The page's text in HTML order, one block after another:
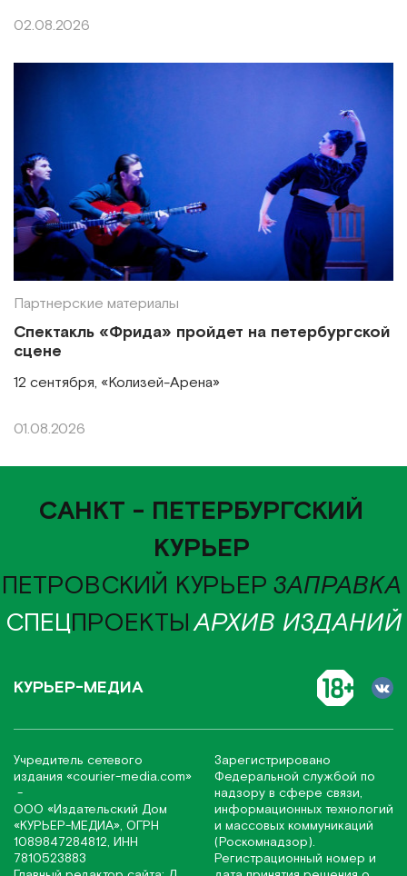
02.08.2026
Партнерские материалы
Спектакль «Фрида» пройдет на петербургской
сцене
12 сентября, «Колизей-Арена»
01.08.2026
САНКТ - ПЕТЕРБУРГСКИЙ
КУРЬЕР
ПЕТРОВСКИЙ КУРЬЕР ЗАПРАВКА
СПЕЦПРОЕКТЫАРХИВ ИЗДАНИЙ
КУРЬЕР-МЕДИА
Учредитель сетевого
издания «соurier-media.com»
-
ООО «Издательский Дом
«КУРЬЕР-МЕДИА», ОГРН
1089847284812, ИНН
7810523883
Зарегистрировано
Федеральной службой по
надзору в сфере связи,
информационных технологий
и массовых коммуникаций
(Роскомнадзор).
Регистрационный номер и